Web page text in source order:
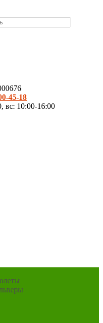
45-18
вс: 10:00-16:00